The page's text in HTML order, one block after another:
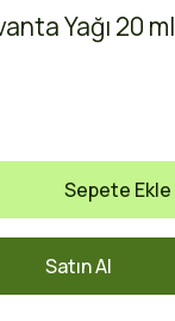
Yağı 20 ml
Sepete Ekle
Satın Al